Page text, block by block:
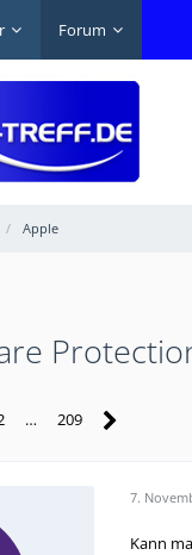
Forum
Apple
… 209
7.
Kann